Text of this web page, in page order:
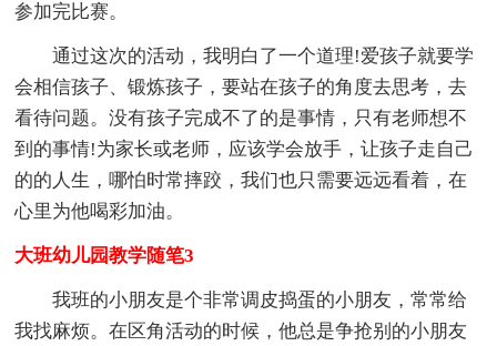
参加完比赛。
通过这次的活动，我明白了一个道理!爱孩子就要学
会相信孩子、锻炼孩子，要站在孩子的角度去思考，去
看待问题。没有孩子完成不了的是事情，只有老师想不
到的事情!为家长或老师，应该学会放手，让孩子走自己
的的人生，哪怕时常摔跤，我们也只需要远远看着，在
心里为他喝彩加油。
大班幼儿园教学随笔3
我班的小朋友是个非常调皮捣蛋的小朋友，常常给
我找麻烦。在区角活动的时候，他总是争抢别的小朋友